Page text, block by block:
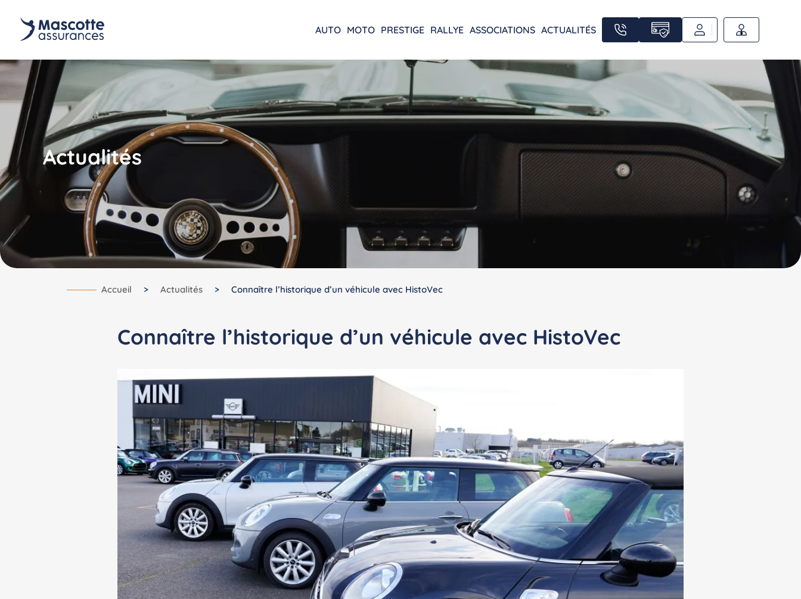
AUTO MOTO PRESTIGE RALLYE ASSOCIATIONS ACTUALITÉS
Actualités
Accueil > Actualités > Connaître l’historique d’un véhicule avec HistoVec
Connaître l’historique d’un véhicule avec HistoVec